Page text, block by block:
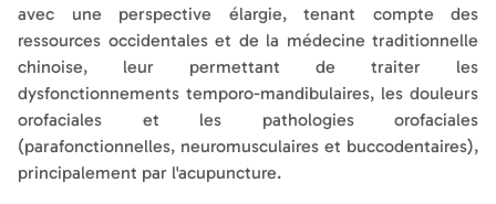
avec une perspective élargie, tenant compte des
ressources occidentales et de la médecine traditionnelle
chinoise, leur permettant de traiter les
dysfonctionnements temporo-mandibulaires, les douleurs
orofaciales et les pathologies orofaciales
(parafonctionnelles, neuromusculaires et buccodentaires),
principalement par l'acupuncture.